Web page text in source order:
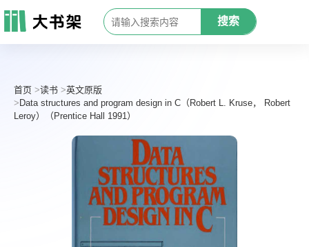
搜索
首页 读书
英文原版
Data structures and program design in C（Robert L. Kruse， Robert
Leroy）（Prentice Hall 1991）